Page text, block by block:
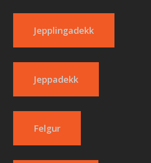
Jepplingadekk
Jeppadekk
Felgur